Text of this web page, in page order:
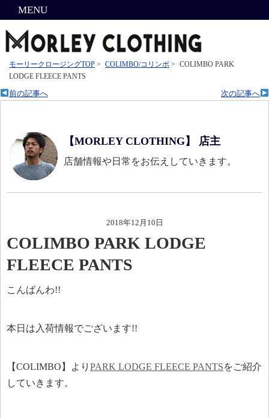
MENU
モーリークロージングTOP > COLIMBO/コリンボ > COLIMBO PARK
LODGE FLEECE PANTS
次の記事へ
前の記事へ
【MORLEY CLOTHING】 店主
店舗情報や日常をお伝えしていきます。
2018年12月10日
COLIMBO PARK LODGE
FLEECE PANTS
こんばんわ!!
本日は入荷情報でございます!!
【COLIMBO】より PARK LODGE FLEECE PANTSをご紹介
していきます。